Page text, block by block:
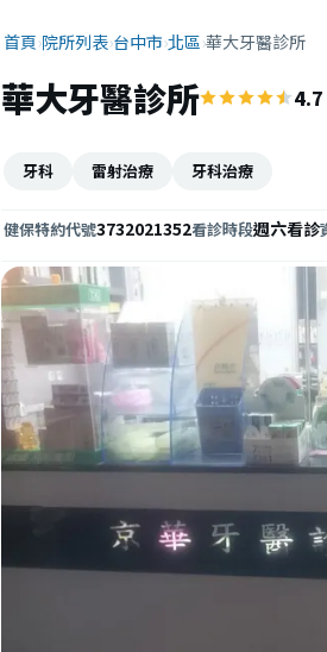
首頁›院所列表›台中市›北區›華大牙醫診所
華大牙醫診所 4.7
牙科 雷射治療 牙科治療
健保特約代號3732021352看診時段週六看診